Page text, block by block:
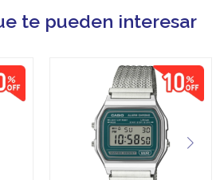
te pueden interesar